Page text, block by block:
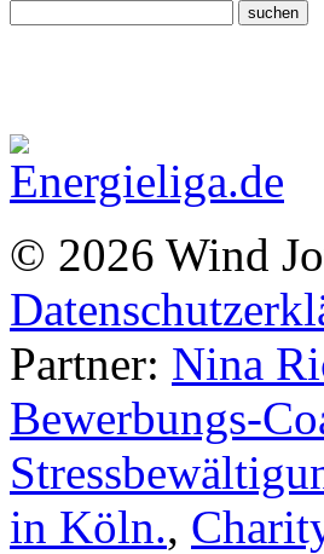
© 2026 Wind
Partner: Nina
Bewerbungs-
in Köln.,